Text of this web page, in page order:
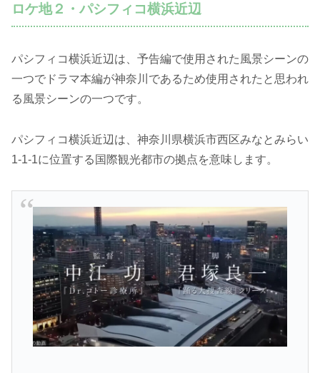
ロケ地２・パシフィコ横浜近辺
パシフィコ横浜近辺は、予告編で使用された風景シーンの
一つでドラマ本編が神奈川であるため使用されたと思われ
る風景シーンの一つです。
パシフィコ横浜近辺は、神奈川県横浜市西区みなとみらい
1-1-1に位置する国際観光都市の拠点を意味します。